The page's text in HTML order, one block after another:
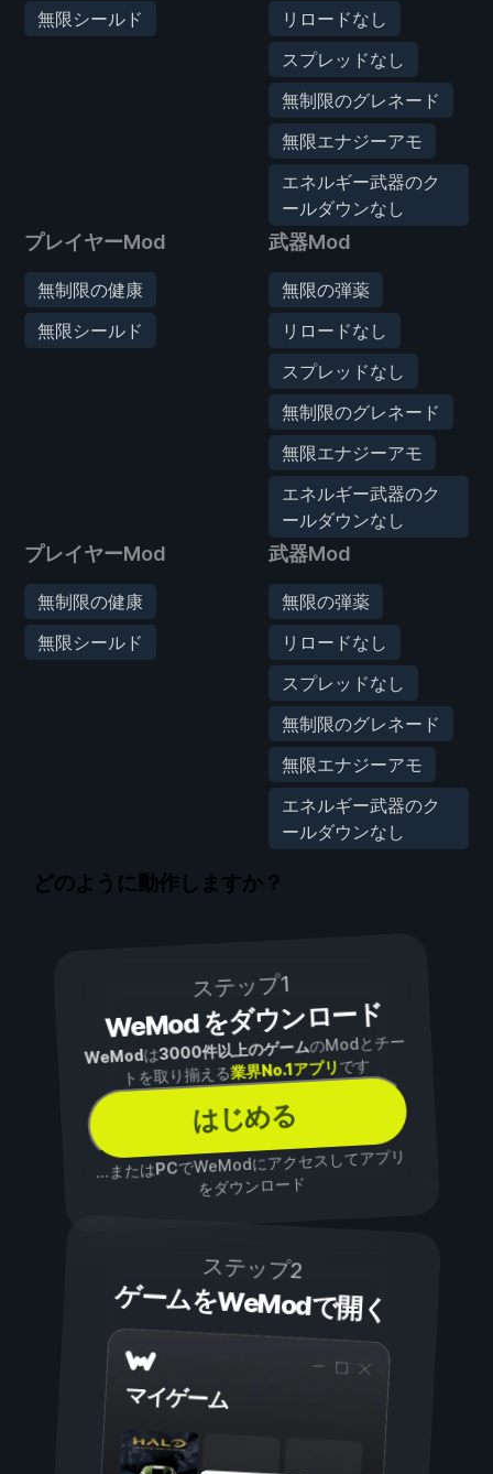
無限シールド
リロードなし
スプレッドなし
無制限のグレネード
無限エナジーアモ
エネルギー武器のク
ールダウンなし
プレイヤーMod
無制限の健康
無限シールド
武器Mod
無限の弾薬
リロードなし
スプレッドなし
無制限のグレネード
無限エナジーアモ
エネルギー武器のク
ールダウンなし
プレイヤーMod
無制限の健康
無限シールド
武器Mod
無限の弾薬
リロードなし
スプレッドなし
無制限のグレネード
無限エナジーアモ
エネルギー武器のク
ールダウンなし
どのように動作しますか？
ステップ1
WeMod をダウンロード
WeModは3000件以上のゲームのModとチー
トを取り揃える業界No.1アプリです
はじめる
...またはPCでWeModにアクセスしてアプリ
をダウンロード
ステップ2
ゲームをWeModで開く
マイゲーム